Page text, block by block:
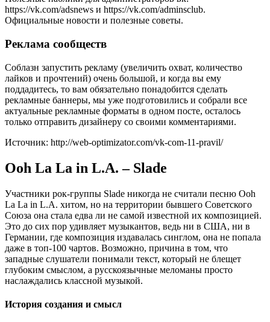
https://vk.com/adsnews и https://vk.com/adminsclub.
Официальные новости и полезные советы.
Реклама сообществ
Соблазн запустить рекламу (увеличить охват, количество
лайков и прочтений) очень большой, и когда вы ему
поддадитесь, то вам обязательно понадобится сделать
рекламные баннеры, мы уже подготовились и собрали все
актуальные рекламные форматы в одном посте, осталось
только отправить дизайнеру со своими комментариями.
Источник: http://web-optimizator.com/vk-com-11-pravil/
Ooh La La in L.A. – Slade
Участники рок-группы Slade никогда не считали песню Ooh
La La in L.A. хитом, но на территории бывшего Советского
Союза она стала едва ли не самой известной их композицией.
Это до сих пор удивляет музыкантов, ведь ни в США, ни в
Германии, где композиция издавалась синглом, она не попала
даже в топ-100 чартов. Возможно, причина в том, что
западные слушатели понимали текст, который не блещет
глубоким смыслом, а русскоязычные меломаны просто
наслаждались классной музыкой.
История создания и смысл